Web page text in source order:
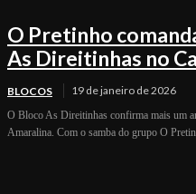
O Pretinho
As Direitinhas no
BLOCOS 19 de janeiro de 2026
O Bloco As Direitinhas confirma mais um
Amaralina. Com o samba do grupo O